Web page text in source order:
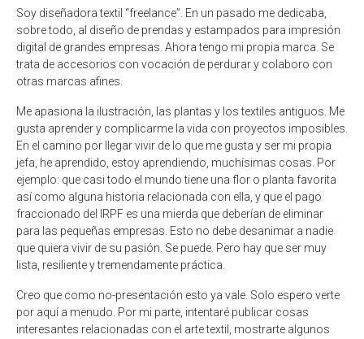
Soy diseñadora textil “freelance”. En un pasado me dedicaba,
sobre todo, al diseño de prendas y estampados para impresión
digital de grandes empresas. Ahora tengo mi propia marca. Se
trata de accesorios con vocación de perdurar y colaboro con
otras marcas afines.
Me apasiona la ilustración, las plantas y los textiles antiguos. Me
gusta aprender y complicarme la vida con proyectos imposibles.
En el camino por llegar vivir de lo que me gusta y ser mi propia
jefa, he aprendido, estoy aprendiendo, muchísimas cosas. Por
ejemplo: que casi todo el mundo tiene una flor o planta favorita
así como alguna historia relacionada con ella, y que el pago
fraccionado del IRPF es una mierda que deberían de eliminar
para las pequeñas empresas. Esto no debe desanimar a nadie
que quiera vivir de su pasión. Se puede. Pero hay que ser muy
lista, resiliente y tremendamente práctica.
Creo que como no-presentación esto ya vale. Solo espero verte
por aquí a menudo. Por mi parte, intentaré publicar cosas
interesantes relacionadas con el arte textil, mostrarte algunos